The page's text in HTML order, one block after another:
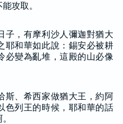
攻取。
子，有摩利沙人彌迦對猶大
耶和華如此說：錫安必被耕
必變為亂堆，這殿的山必像
斯、希西家做猶大王，約阿
色列王的時候，耶和華的話